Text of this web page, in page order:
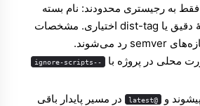
مشخصات Npm فقط به رجیستری محدودند: نام بسته
به‌همراه یک نسخهٔ دقیق یا dist-tag اختیاری. مشخصات
Git/URL/file و بازه‌های semver رد می‌شوند.
محلی در پروژه با
--ignore-scripts
و
@latest
در مسیر پایدار باقی